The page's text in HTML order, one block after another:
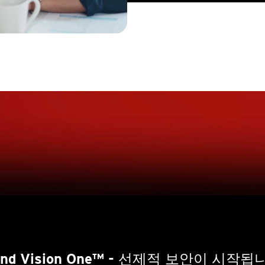
Vision One™ - 선제적 보안이 시작됩